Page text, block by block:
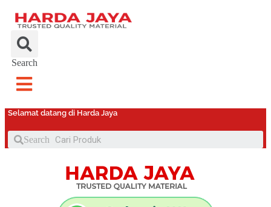
Search
Selamat datang di Harda Jaya
Search